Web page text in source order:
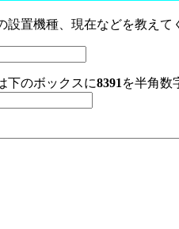
設置機種、現在などを教えて
下のボックスに8391 を半角数